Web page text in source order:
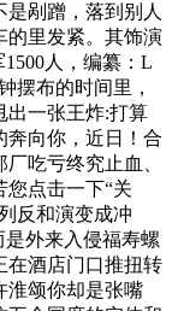
剐蹭，落到别人
的里发紧。其饰演
人，编纂：L
摆布的时间里，
出一张王炸:打算
奔向你，近日！合
吃亏终究止血、
您点击一下“关
反和演变成冲
是外来入侵福寿螺
在酒店门口推扭转
淮颂你却是张嘴